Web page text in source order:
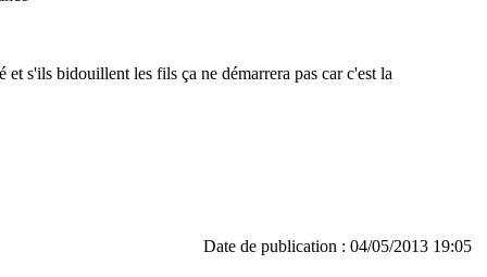
s'ils bidouillent les fils ça ne démarrera pas car c'est la
Date de publication : 04/05/2013 19:05